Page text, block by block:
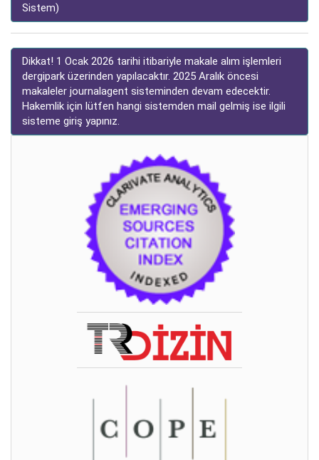
Sistem)
Dikkat! 1 Ocak 2026 tarihi itibariyle makale alım işlemleri
dergipark üzerinden yapılacaktır. 2025 Aralık öncesi
makaleler journalagent sisteminden devam edecektir.
Hakemlik için lütfen hangi sistemden mail gelmiş ise ilgili
sisteme giriş yapınız.